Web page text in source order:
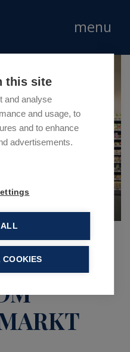
this site
and analyse
and usage, to
and to enhance
advertisements.
ALL
menu
lo